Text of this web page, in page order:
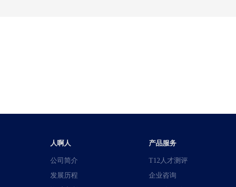
人啊人
公司简介
发展历程
产品服务
T12人才测评
企业咨询